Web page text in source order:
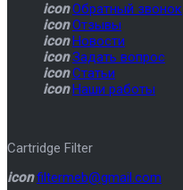
icon Обратный звонок
icon Отзывы
icon Новости
icon Задать вопрос
icon Статьи
icon Наши работы
Cartridge Filter
icon filtermeb@gmail.com